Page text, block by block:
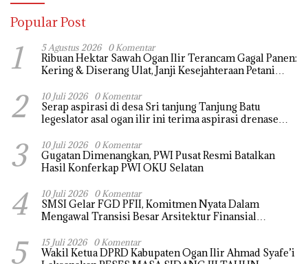
Popular Post
1 5 Agustus 2026 0 Komentar
Ribuan Hektar Sawah Ogan Ilir Terancam Gagal Panen:
Kering & Diserang Ulat, Janji Kesejahteraan Petani
2 10 Juli 2026 0 Komentar
Serap aspirasi di desa Sri tanjung Tanjung Batu
legeslator asal ogan ilir ini terima aspirasi drenase
hujan
3 10 Juli 2026 0 Komentar
Gugatan Dimenangkan, PWI Pusat Resmi Batalkan
Hasil Konferkap PWI OKU Selatan
4 10 Juli 2026 0 Komentar
SMSI Gelar FGD PFII, Komitmen Nyata Dalam
Mengawal Transisi Besar Arsitektur Finansial
5 15 Juli 2026 0 Komentar
Wakil Ketua DPRD Kabupaten Ogan Ilir Ahmad Syafe’i